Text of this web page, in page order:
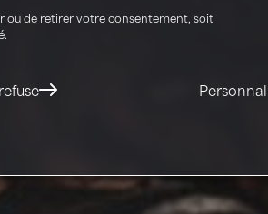
ou de retirer votre consentement, soit